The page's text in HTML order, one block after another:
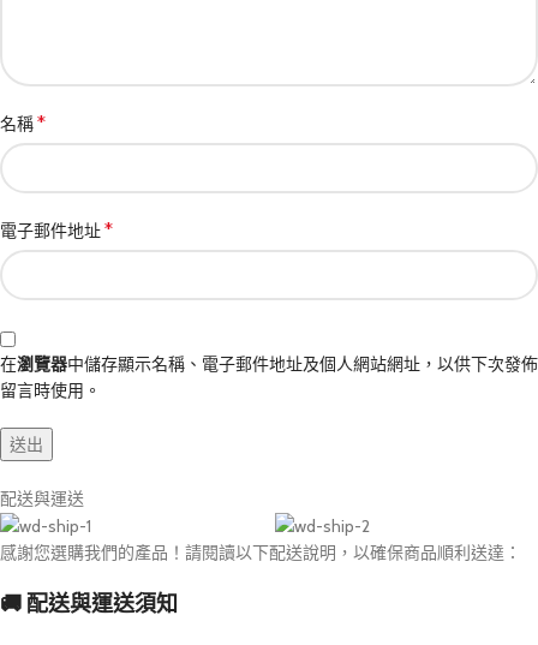
名稱*
電子郵件地址*
在瀏覽器中儲存顯示名稱、電子郵件地址及個人網站網址，以供下次發佈
留言時使用。
配送與運送
感謝您選購我們的產品！請閱讀以下配送說明，以確保商品順利送達：
🚚 配送與運送須知